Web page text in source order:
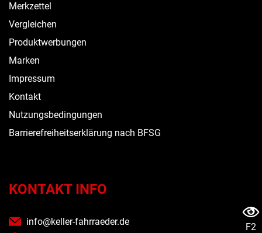
Merkzettel
Vergleichen
Produktwerbungen
Marken
Impressum
Kontakt
Nutzungsbedingungen
Barrierefreiheitserklärung nach BFSG
KONTAKT INFO
info@keller-fahrraeder.de
F2